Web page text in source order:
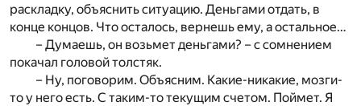
раскладку, объяснить ситуацию. Деньгами отдать, в
конце концов. Что осталось, вернешь ему, а остальное…
– Думаешь, он возьмет деньгами? – с сомнением
покачал головой толстяк.
– Ну, поговорим. Объясним. Какие-никакие, мозги-
то у него есть. С таким-то текущим счетом. Поймет. Я